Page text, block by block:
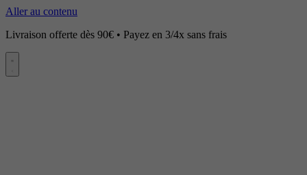
Aller au contenu
Livraison offerte dès 90€ • Payez en 3/4x sans frais